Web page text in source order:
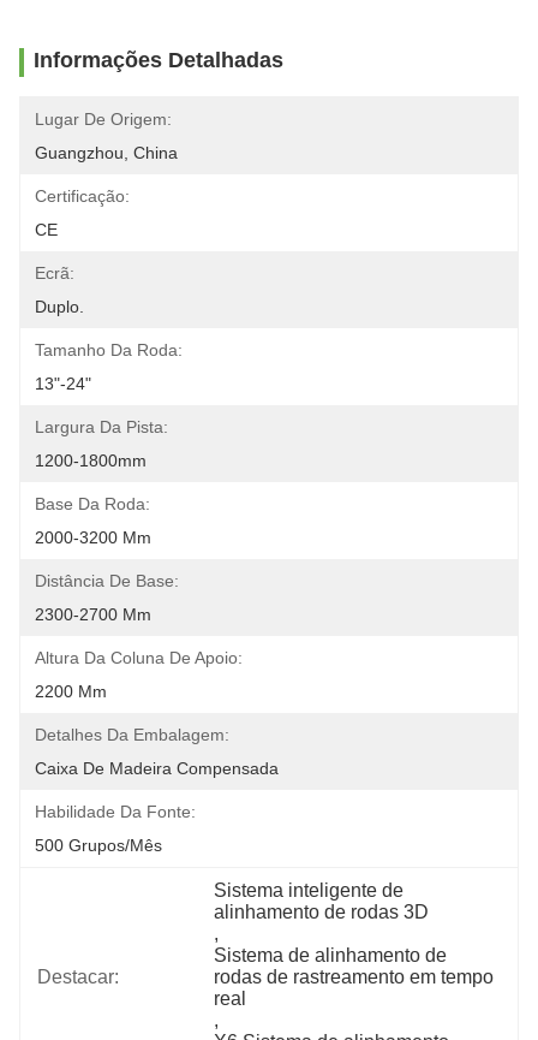
Informações Detalhadas
Lugar De Origem:
Guangzhou, China
Certificação:
CE
Ecrã:
Duplo.
Tamanho Da Roda:
13"-24"
Largura Da Pista:
1200-1800mm
Base Da Roda:
2000-3200 Mm
Distância De Base:
2300-2700 Mm
Altura Da Coluna De Apoio:
2200 Mm
Detalhes Da Embalagem:
Caixa De Madeira Compensada
Habilidade Da Fonte:
500 Grupos/mês
Destacar:
Sistema inteligente de
alinhamento de rodas 3D
,
Sistema de alinhamento de
rodas de rastreamento em tempo
real
,